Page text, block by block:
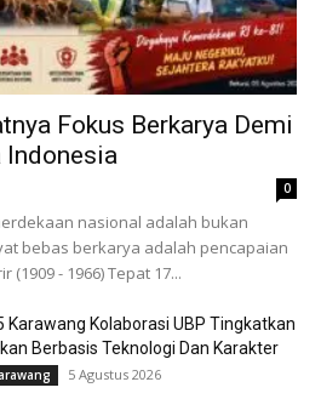
Fokus Berkarya Demi
Indonesia
0
nasional adalah bukan
bebas berkarya adalah pencapaian
- 1966) Tepat 17...
Karawang Kolaborasi UBP Tingkatkan
Berbasis Teknologi Dan Karakter
5 Agustus 2026